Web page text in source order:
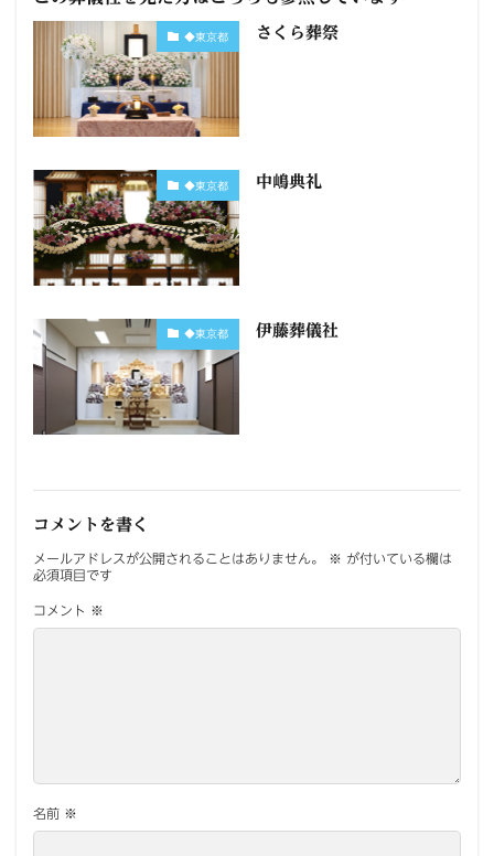
◆東京都 さくら葬祭
◆東京都 中嶋典礼
◆東京都 伊藤葬儀社
コメントを書く
メールアドレスが公開されることはありません。 ※ が付いている欄は
必須項目です
コメント ※
名前 ※